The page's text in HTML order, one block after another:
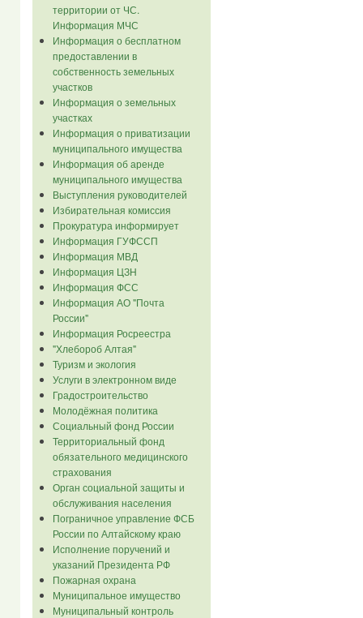
территории от ЧС.
Информация МЧС
Информация о бесплатном
предоставлении в
собственность земельных
участков
Информация о земельных
участках
Информация о приватизации
муниципального имущества
Информация об аренде
муниципального имущества
Выступления руководителей
Избирательная комиссия
Прокуратура информирует
Информация ГУФССП
Информация МВД
Информация ЦЗН
Информация ФСС
Информация АО "Почта
России"
Информация Росреестра
"Хлебороб Алтая"
Туризм и экология
Услуги в электронном виде
Градостроительство
Молодёжная политика
Социальный фонд России
Территориальный фонд
обязательного медицинского
страхования
Орган социальной защиты и
обслуживания населения
Пограничное управление ФСБ
России по Алтайскому краю
Исполнение поручений и
указаний Президента РФ
Пожарная охрана
Муниципальное имущество
Муниципальный контроль